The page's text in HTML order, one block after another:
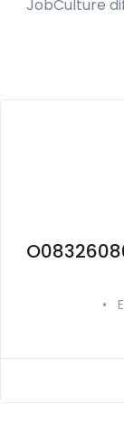
JobCulture
•